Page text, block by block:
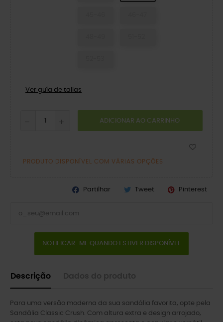
Ver guía de tallas
ADICIONAR AO CARRINHO
PRODUTO DISPONÍVEL COM VÁRIAS OPÇÕES
Partilhar Tweet Pinterest
NOTIFICAR-ME QUANDO ESTIVER DISPONÍVEL
Descrição
Para uma versão moderna da sua sandália favorita, opte pela
Sandália Classic Crush. Com altura extra e design arrojado,